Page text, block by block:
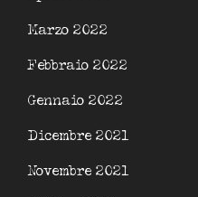
Marzo 2022
Febbraio 2022
Gennaio 2022
Dicembre 2021
Novembre 2021